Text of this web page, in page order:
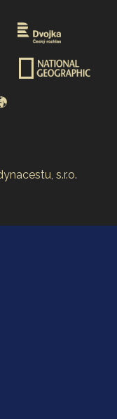
s.r.o.